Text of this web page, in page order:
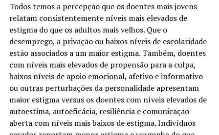
Todos temos a percepção que os doentes mais jovens
relatam consistentemente níveis mais elevados de
estigma do que os adultos mais velhos. Que o
desemprego, a privação ou baixos níveis de escolaridade
estão associados a um maior estigma. Também, doentes
com níveis mais elevados de propensão para a culpa,
baixos níveis de apoio emocional, afetivo e informativo
ou outras perturbações da personalidade apresentam
maior estigma versus os doentes com níveis elevados de
autoestima, autoeficácia, resiliência e comunicação
aberta com níveis mais baixos de estigma. Indivíduos